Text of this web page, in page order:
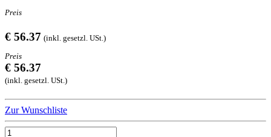
Preis
€ 56.37 (inkl. gesetzl. USt.)
Preis
€ 56.37
(inkl. gesetzl. USt.)
Zur Wunschliste